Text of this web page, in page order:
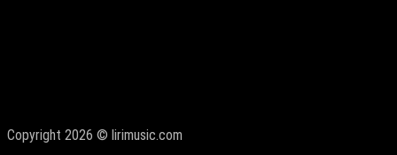
Copyright 2026 © lirimusic.com